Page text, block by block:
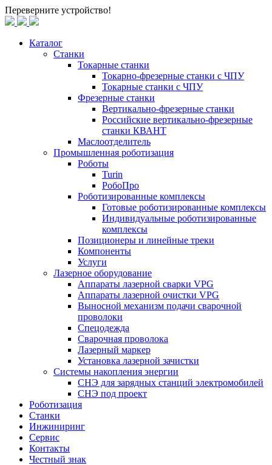
Переверните устройство!
Каталог
Станки
Токарные станки
Токарно-фрезерные станки c ЧПУ
Токарные станки с ЧПУ
Фрезерные станки
Вертикально-фрезерные станки
Российские вертикально-фрезерные
станки КВАНТ
Маслоотделитель
Промышленная роботизация
Роботы
Turin
РобоПро
Роботизированные комплексы
Готовые роботизированные комплексы
Индивидуальные роботизированные
комплексы
Позиционеры и линейные треки
Компоненты
Услуги
Лазерное оборудование
Аппараты лазерной сварки VPG
Аппараты лазерной очистки VPG
Выносной механизм подачи сварочной
проволоки
Спецодежда
Сварочная проволока
Лазерный маркер
Установка лазерной зачистки
Системы накопления энергии
СНЭ для зарядных станций электромобилей
СНЭ под проект
Роботизация
Станки
Инжиниринг
Сервис
Контакты
Честный знак